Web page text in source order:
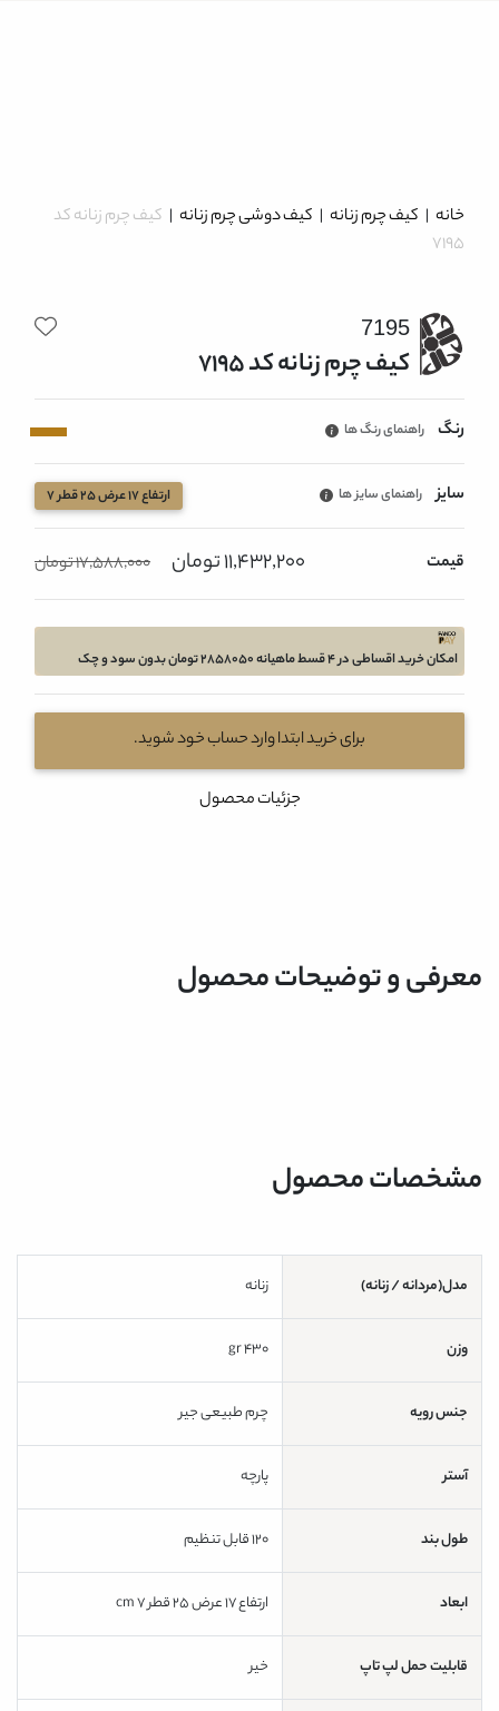
خانه | کیف چرم زنانه| کیف دوشی چرم زنانه| کیف چرم زنانه کد
7195
7195
کیف چرم زنانه کد 7195
رنگ راهنمای رنگ ها
سایز راهنمای سایز ها ارتفاع 17 عرض 25 قطر 7
قیمت 11,432,200 تومان 17,588,000 تومان
امکان خرید اقساطی در 4 قسط ماهیانه 2858050 تومان بدون سود و چک
برای خرید ابتدا وارد حساب خود شوید.
جزئیات محصول
معرفی و توضیحات محصول
مشخصات محصول
مدل(مردانه / زنانه) زنانه
وزن 430 gr
جنس رویه چرم طبیعی جیر
آستر پارچه
طول بند 120 قابل تنظیم
ابعاد ارتفاع 17 عرض 25 قطر 7 cm
قابلیت حمل لپ تاپ خیر